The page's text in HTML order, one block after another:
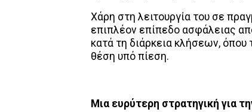
Χάρη στη λειτουργία του σε
επιπλέον επίπεδο ασφάλειας
κατά τη διάρκεια κλήσεων, όπου
θέση υπό πίεση.
Μια ευρύτερη στρατηγική για